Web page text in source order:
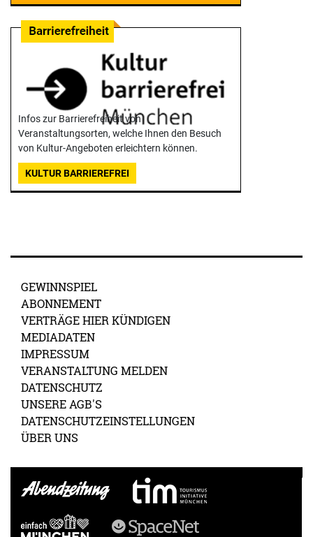
Infos zur Barrierefreiheit von
Veranstaltungsorten, welche Ihnen den Besuch
von Kultur-Angeboten erleichtern können.
KULTUR BARRIEREFREI
GEWINNSPIEL
ABONNEMENT
VERTRÄGE HIER KÜNDIGEN
MEDIADATEN
IMPRESSUM
VERANSTALTUNG MELDEN
DATENSCHUTZ
UNSERE AGB'S
DATENSCHUTZEINSTELLUNGEN
ÜBER UNS